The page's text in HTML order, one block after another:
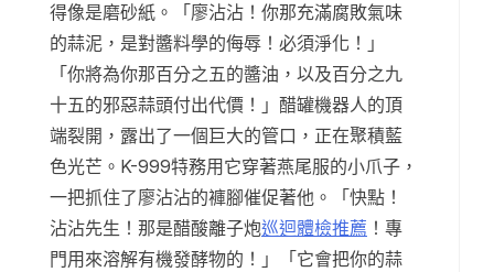
得像是磨砂紙。「廖沾沾！你那充滿腐敗氣味
的蒜泥，是對醬料學的侮辱！必須淨化！」
「你將為你那百分之五的醬油，以及百分之九
十五的邪惡蒜頭付出代價！」醋罐機器人的頂
端裂開，露出了一個巨大的管口，正在聚積藍
色光芒。K-999特務用它穿著燕尾服的小爪子，
一把抓住了廖沾沾的褲腳催促著他。「快點！
沾沾先生！那是醋酸離子炮巡迴體檢推薦 ！專
門用來溶解有機發酵物的！」「它會把你的蒜